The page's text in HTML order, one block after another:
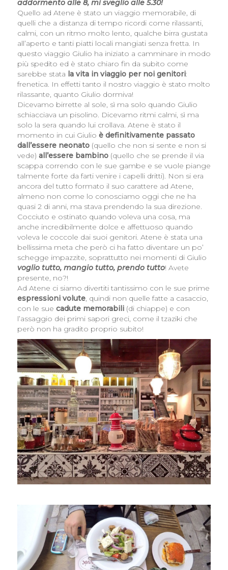
addormento alle 8, mi sveglio alle 5.30!
Quello ad Atene è stato un viaggio memorabile, di
quelli che a distanza di tempo ricordi come rilassanti,
calmi, con un ritmo molto lento, qualche birra gustata
all’aperto e tanti piatti locali mangiati senza fretta. In
questo viaggio Giulio ha iniziato a camminare in modo
più spedito ed è stato chiaro fin da subito come
sarebbe stata la vita in viaggio per noi genitori:
frenetica. In effetti tanto il nostro viaggio è stato molto
rilassante, quanto Giulio dormiva!
Dicevamo birrette al sole, sì ma solo quando Giulio
schiacciava un pisolino. Dicevamo ritmi calmi, sì ma
solo la sera quando lui crollava. Atene è stato il
momento in cui Giulio è definitivamente passato
dall’essere neonato(quello che non si sente e non si
vede) all’essere bambino(quello che se prende il via
scappa correndo con le sue gambe e se vuole piange
talmente forte da farti venire i capelli dritti). Non si era
ancora del tutto formato il suo carattere ad Atene,
almeno non come lo conosciamo oggi che ne ha
quasi 2 di anni, ma stava prendendo la sua direzione.
Cocciuto e ostinato quando voleva una cosa, ma
anche incredibilmente dolce e affettuoso quando
voleva le coccole dai suoi genitori. Atene è stata una
bellissima meta che però ci ha fatto diventare un po’
schegge impazzite, soprattutto nei momenti di Giulio
voglio tutto, mangio tutto, prendo tutto! Avete
presente, no?!
Ad Atene ci siamo divertiti tantissimo con le sue prime
espressioni volute, quindi non quelle fatte a casaccio,
con le sue cadute memorabili(di chiappe) e con
l’assaggio dei primi sapori greci, come il tzaziki che
però non ha gradito proprio subito!